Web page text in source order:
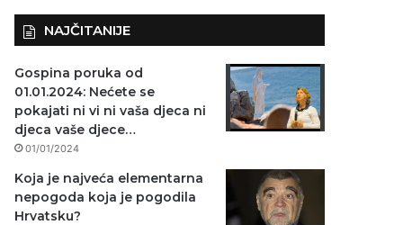
NAJČITANIJE
Gospina poruka od
01.01.2024: Nećete se
pokajati ni vi ni vaša djeca ni
djeca vaše djece…
01/01/2024
Koja je najveća elementarna
nepogoda koja je pogodila
Hrvatsku?